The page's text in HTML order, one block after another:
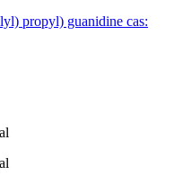
propyl) guanidine cas: